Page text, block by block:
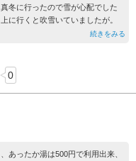
冬に行ったので雪が心配でした
に行くと吹雪いていましたが。
続きをみる
0
あったか湯は500円で利用出来、